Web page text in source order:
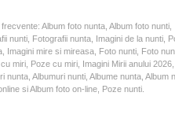
Album foto nunta, Album foto
nunti, Fotografii nunta, Imagini de la nunti,
Imagini mire si mireasa, Foto nunti, Foto
cu miri, Poze cu miri, Imagini Mirii anului
nunta, Albumuri nunti, Albume nunta,
si Album foto on-line, Poze nunti.